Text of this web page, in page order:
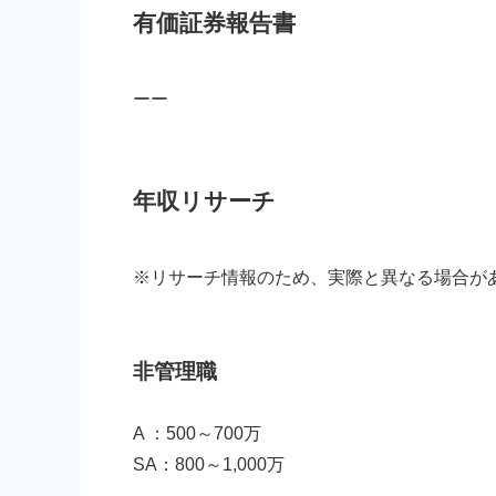
有価証券報告書
ーー
年収リサーチ
※リサーチ情報のため、実際と異なる場合が
非管理職
A ：500～700万
SA：800～1,000万